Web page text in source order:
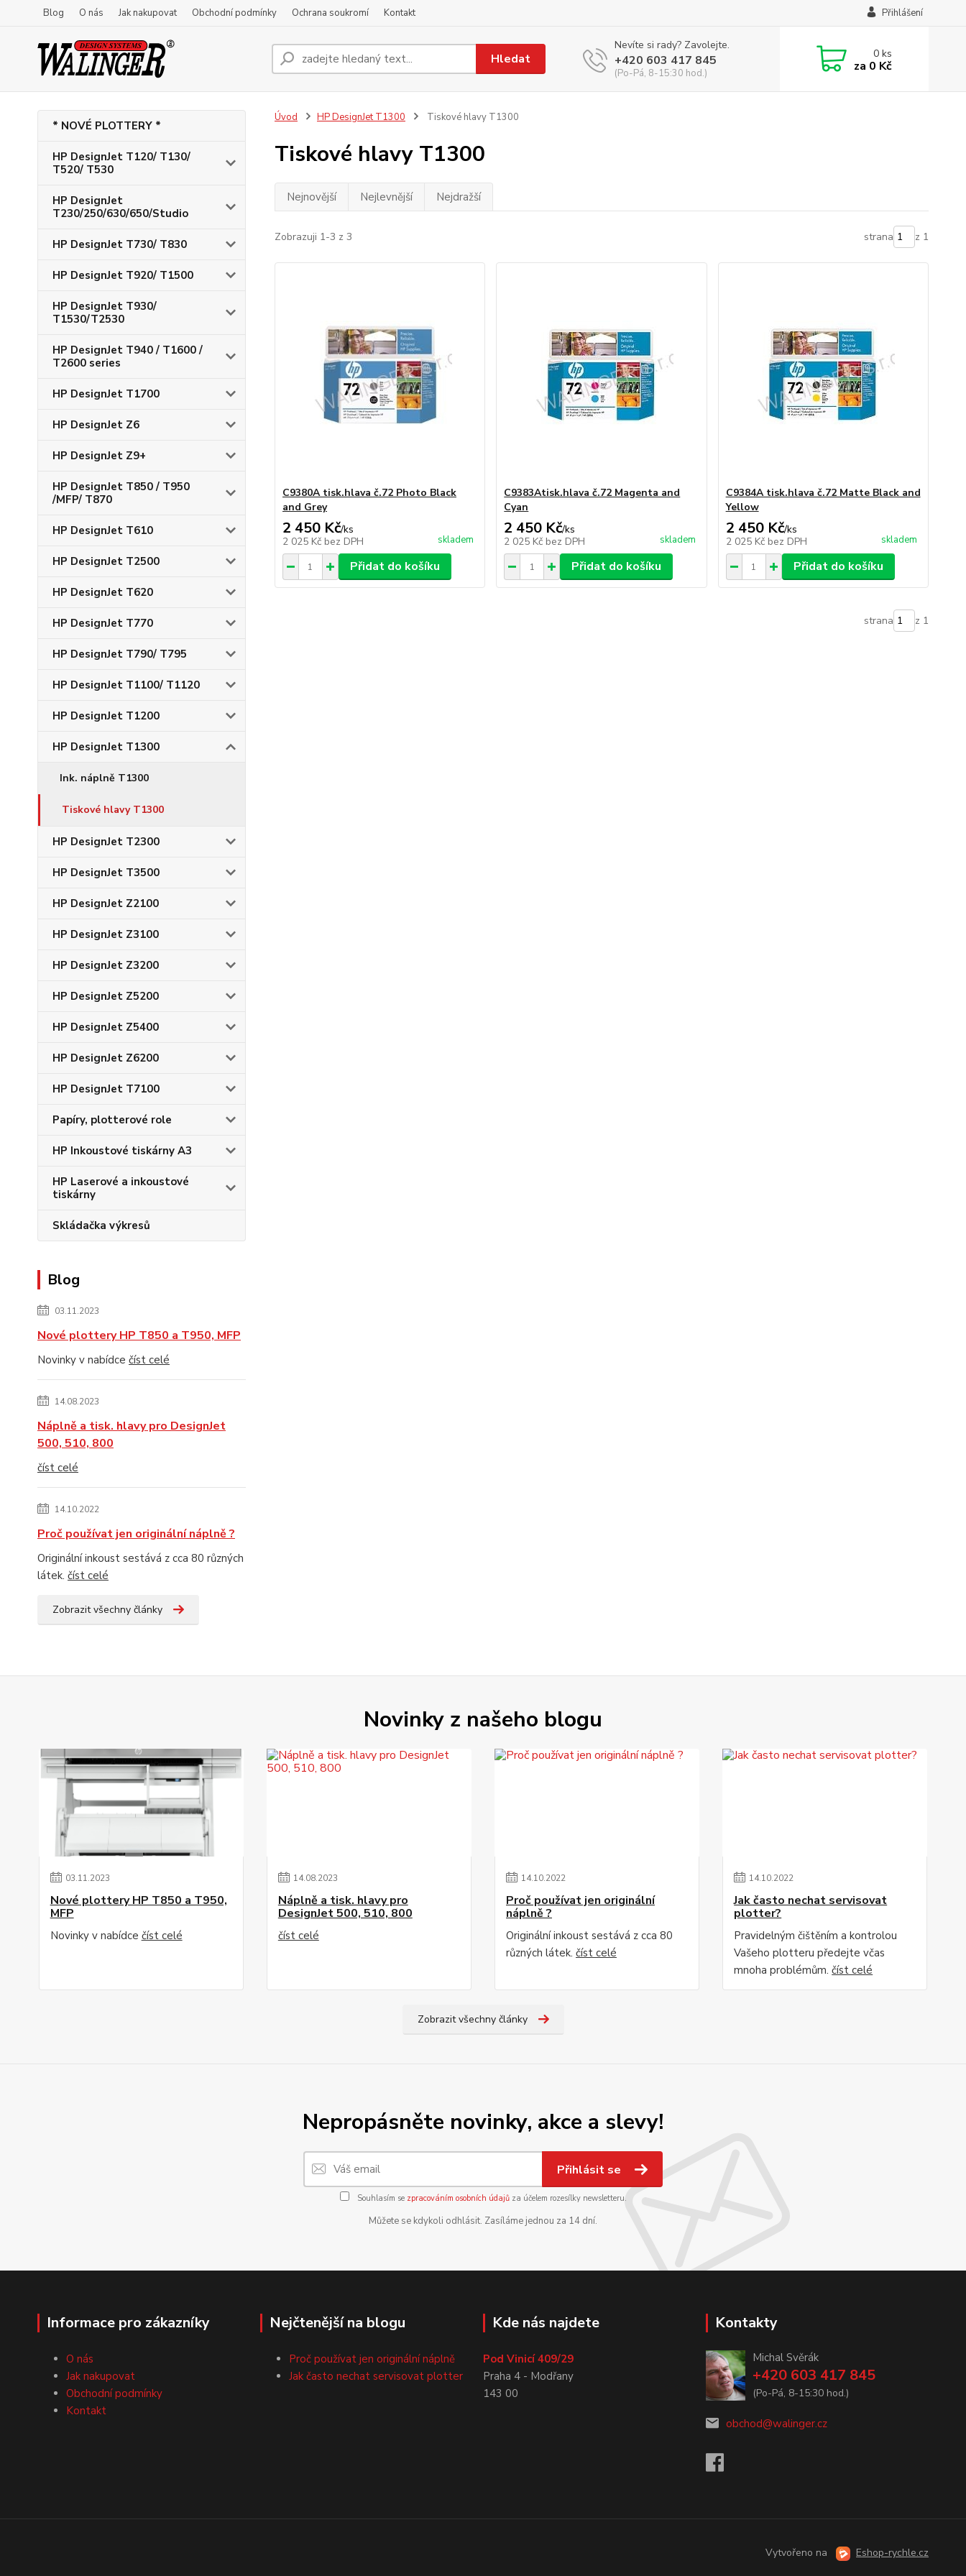
Blog O nás Jak nakupovat Obchodní podmínky Ochrana soukromí Kontakt Přihlášení
Hledat
Nevíte si rady? Zavolejte.
+420 603 417 845
(Po-Pá, 8-15:30 hod.)
0ks
za 0 Kč
* NOVÉ PLOTTERY *
HP DesignJet T120/ T130/
T520/ T530
HP DesignJet
T230/250/630/650/Studio
HP DesignJet T730/ T830
HP DesignJet T920/ T1500
HP DesignJet T930/
T1530/T2530
HP DesignJet T940 / T1600 /
T2600 series
HP DesignJet T1700
HP DesignJet Z6
HP DesignJet Z9+
HP DesignJet T850 / T950
/MFP/ T870
HP DesignJet T610
HP DesignJet T2500
HP DesignJet T620
HP DesignJet T770
HP DesignJet T790/ T795
HP DesignJet T1100/ T1120
HP DesignJet T1200
HP DesignJet T1300
Ink. náplně T1300
Tiskové hlavy T1300
HP DesignJet T2300
HP DesignJet T3500
HP DesignJet Z2100
HP DesignJet Z3100
HP DesignJet Z3200
HP DesignJet Z5200
HP DesignJet Z5400
HP DesignJet Z6200
HP DesignJet T7100
Papíry, plotterové role
HP Inkoustové tiskárny A3
HP Laserové a inkoustové
tiskárny
Skládačka výkresů
Blog
03.11.2023
Nové plottery HP T850 a T950, MFP
Novinky v nabídce číst celé
14.08.2023
Náplně a tisk. hlavy pro DesignJet
500, 510, 800
číst celé
14.10.2022
Proč používat jen originální náplně ?
Originální inkoust sestává z cca 80 různých
látek. číst celé
Zobrazit všechny články
Úvod HP DesignJet T1300 Tiskové hlavy T1300
Tiskové hlavy T1300
Nejnovější Nejlevnější Nejdražší
Zobrazuji 1-3 z 3 strana z 1
C9380A tisk.hlava č.72 Photo Black
and Grey
2 450 Kč/ks
2 025 Kč bez DPH skladem
Přidat do košíku
C9383Atisk.hlava č.72 Magenta and
Cyan
2 450 Kč/ks
2 025 Kč bez DPH skladem
Přidat do košíku
C9384A tisk.hlava č.72 Matte Black and
Yellow
2 450 Kč/ks
2 025 Kč bez DPH skladem
Přidat do košíku
strana z 1
Novinky z našeho blogu
03.11.2023
Nové plottery HP T850 a T950,
MFP
Novinky v nabídce číst celé
14.08.2023
Náplně a tisk. hlavy pro
DesignJet 500, 510, 800
číst celé
14.10.2022
Proč používat jen originální
náplně ?
Originální inkoust sestává z cca 80
různých látek. číst celé
14.10.2022
Jak často nechat servisovat
plotter?
Pravidelným čištěním a kontrolou
Vašeho plotteru předejte včas
mnoha problémům.číst celé
Zobrazit všechny články
Nepropásněte novinky, akce a slevy!
Přihlásit se
Souhlasím se zpracováním osobních údajůza účelem rozesílky newsletteru.
Můžete se kdykoli odhlásit. Zasíláme jednou za 14 dní.
Informace pro zákazníky
O nás
Jak nakupovat
Obchodní podmínky
Kontakt
Nejčtenější na blogu
Proč používat jen originální náplně
Jak často nechat servisovat plotter
Kde nás najdete
Pod Vinicí 409/29
Praha 4 - Modřany
143 00
Kontakty
Michal Svěrák
+420 603 417 845
(Po-Pá, 8-15:30 hod.)
obchod@walinger.cz
Vytvořeno na Eshop-rychle.cz